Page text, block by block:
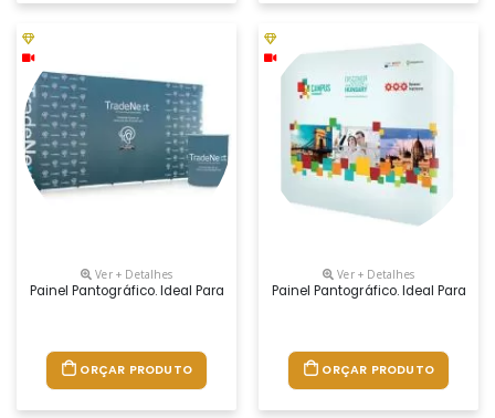
Ver + Detalhes
Painel Pantográfico. Ideal Para Eventos E Feiras Em Ambiente Interno.
ORÇAR PRODUTO
Ver + Detalhes
Painel Pantográfico. Ideal Para
ORÇAR PRODUTO